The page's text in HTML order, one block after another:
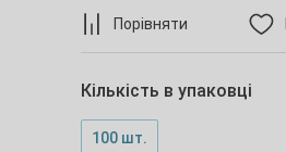
Порівняти
Кількість в упаковці
100 шт.